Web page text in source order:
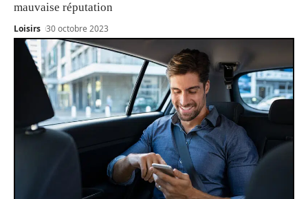
mauvaise réputation
Loisirs 30 octobre 2023